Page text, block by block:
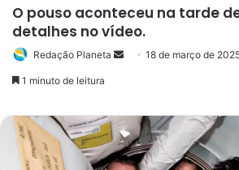
O pouso aconteceu na tarde
detalhes no vídeo.
Redação Planeta
Mande
mail
18 de março de
1 minuto de leitura